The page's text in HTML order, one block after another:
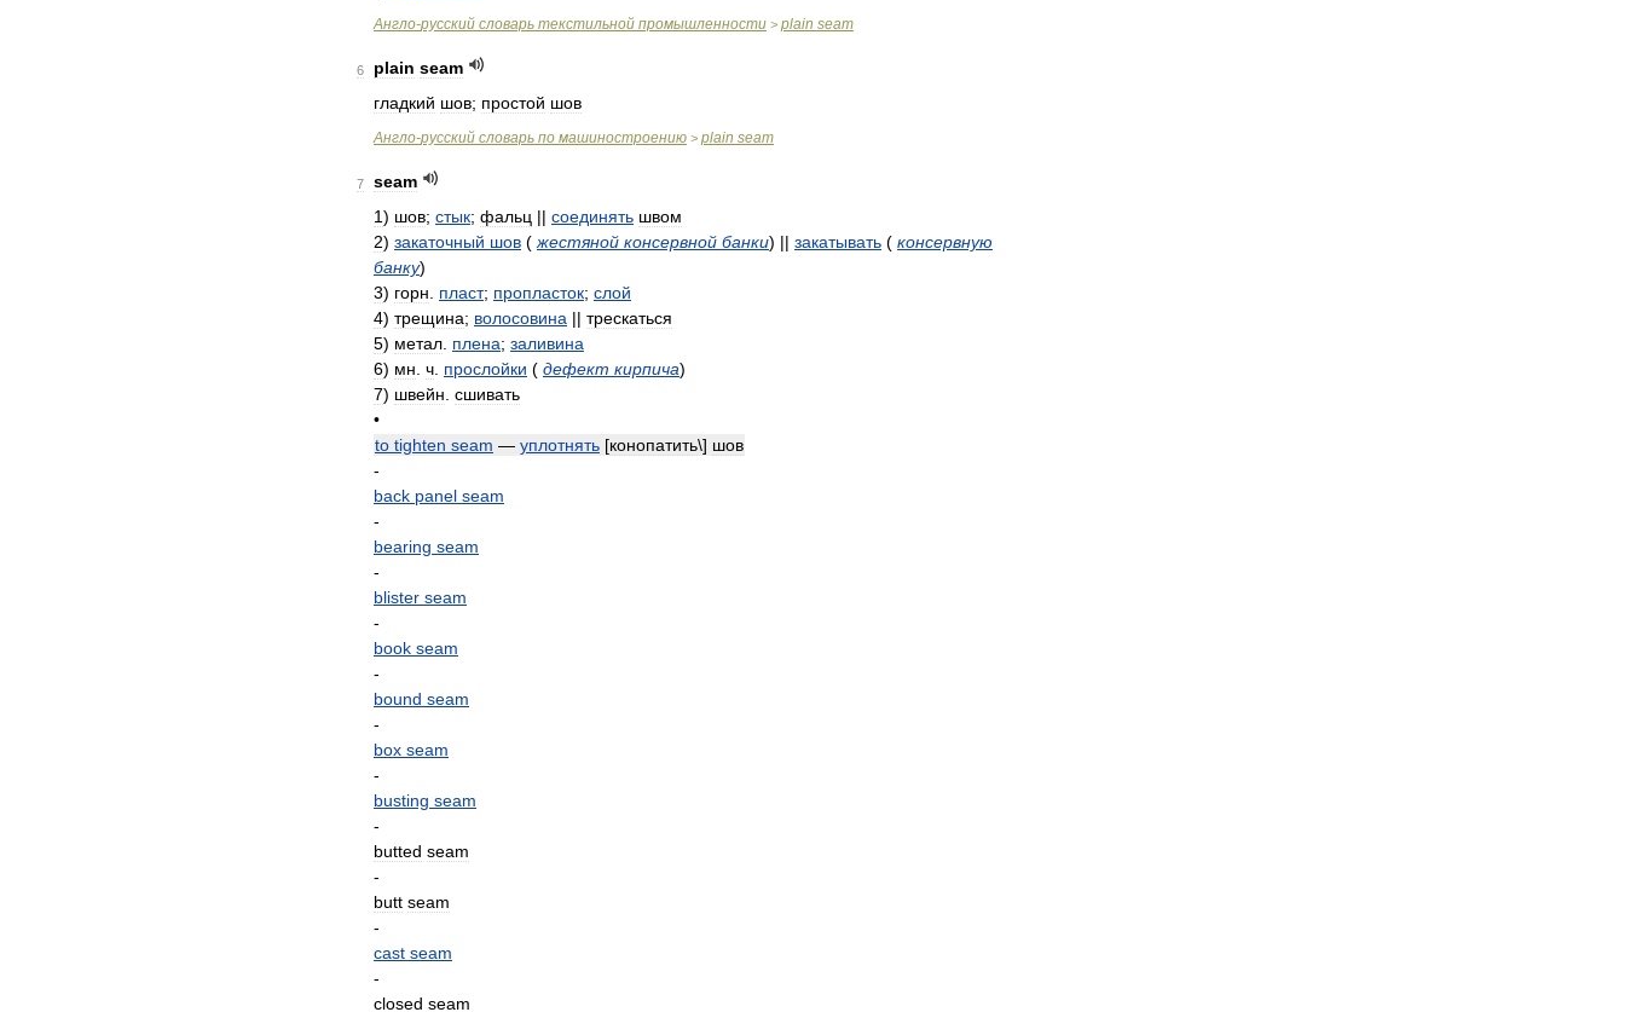
Англо-русский словарь текстильной промышленности > plain seam
6 plain seam
гладкий шов; простой шов
Англо-русский словарь по машиностроению > plain seam
7
seam
1) шов; стык; фальц || соединять швом
2) закаточный шов ( жестяной консервной банки) || закатывать ( консервную
банку)
3) горн пласт; пропласток; слой
4) трещина; волосовина || трескаться
5) метал плена; заливина
6) мн ч прослойки ( дефект кирпича)
7) швейн сшивать
•
to tighten seam — уплотнять [конопатить\] шов
-
back panel seam
-
bearing seam
-
blister seam
-
book seam
-
bound seam
-
box seam
-
busting seam
-
butted seam
-
butt seam
-
cast seam
-
closed seam